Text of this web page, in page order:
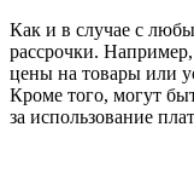
Как и в случае с
рассрочки.
цены на товары или
Кроме того, могут
за использование